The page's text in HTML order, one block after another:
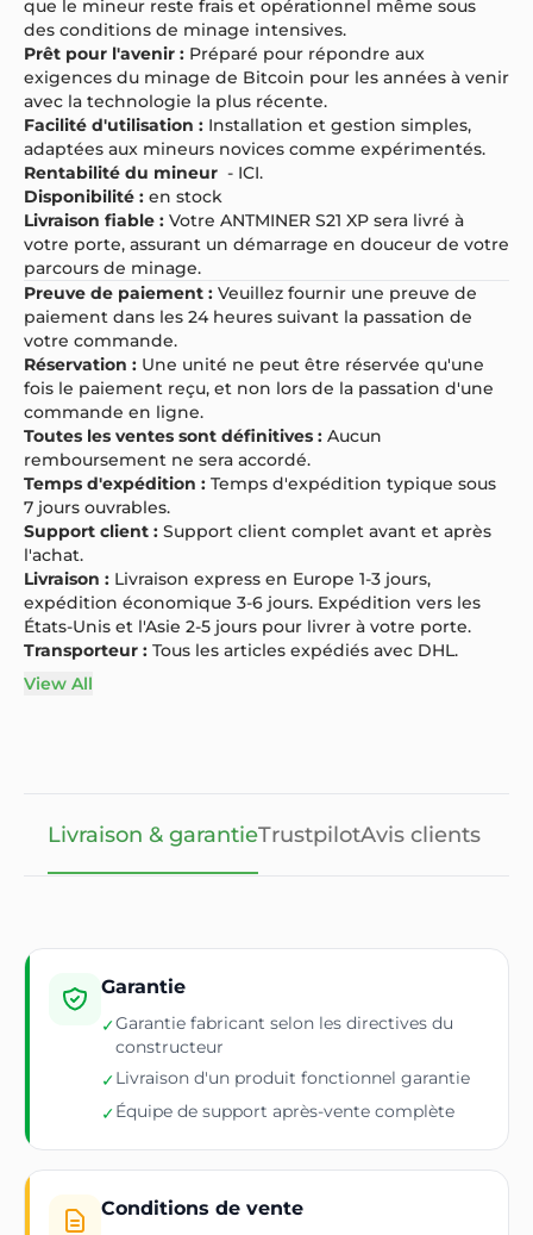
que le mineur reste frais et opérationnel même sous
des conditions de minage intensives.
Prêt pour l'avenir : Préparé pour répondre aux
exigences du minage de Bitcoin pour les années à venir
avec la technologie la plus récente.
Facilité d'utilisation : Installation et gestion simples,
adaptées aux mineurs novices comme expérimentés.
Rentabilité du mineur - ICI.
Disponibilité : en stock
Livraison fiable : Votre ANTMINER S21 XP sera livré à
votre porte, assurant un démarrage en douceur de votre
parcours de minage.
Preuve de paiement : Veuillez fournir une preuve de
paiement dans les 24 heures suivant la passation de
votre commande.
Réservation : Une unité ne peut être réservée qu'une
fois le paiement reçu, et non lors de la passation d'une
commande en ligne.
Toutes les ventes sont définitives : Aucun
remboursement ne sera accordé.
Temps d'expédition : Temps d'expédition typique sous
7 jours ouvrables.
Support client : Support client complet avant et après
l'achat.
Livraison : Livraison express en Europe 1-3 jours,
expédition économique 3-6 jours. Expédition vers les
États-Unis et l'Asie 2-5 jours pour livrer à votre porte.
Transporteur : Tous les articles expédiés avec DHL.
View All
Livraison & garantieTrustpilotAvis clients
Garantie
✓Garantie fabricant selon les directives du
constructeur
✓Livraison d'un produit fonctionnel garantie
✓Équipe de support après-vente complète
Conditions de vente